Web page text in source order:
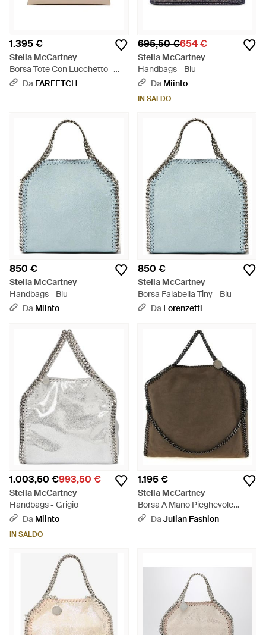
1.395 €
Stella McCartney
Borsa Tote Con Lucchetto -
Neutro
Da FARFETCH
695,50 €654 €
Stella McCartney
Handbags - Blu
Da Miinto
IN SALDO
850 €
Stella McCartney
Handbags - Blu
Da Miinto
850 €
Stella McCartney
Borsa Falabella Tiny - Blu
Da Lorenzetti
1.003,50 €993,50 €
Stella McCartney
Handbags - Grigio
Da Miinto
IN SALDO
1.195 €
Stella McCartney
Borsa A Mano Pieghevole
'Falabella' - Marrone
DaJulian Fashion